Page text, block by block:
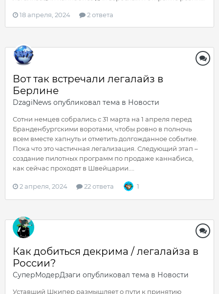
18 апреля, 2024 2 ответа
Вот так встречали легалайз в
Берлине
DzagiNews опубликовал тема в Новости
Сотни немцев собрались с 31 марта на 1 апреля перед
Бранденбургскими воротами, чтобы ровно в полночь
всем вместе хапнуть и отметить долгожданное событие.
Пока что это частичная легализация. Следующий этап –
создание пилотных программ по продаже каннабиса,
как сейчас проходят в Швейцарии....
2 апреля, 2024 22 ответа 1
Как добиться декрима / легалайза в
России?
СуперМодерДзаги опубликовал тема в Новости
Уставший Шкипер размышляет о пути к принятию